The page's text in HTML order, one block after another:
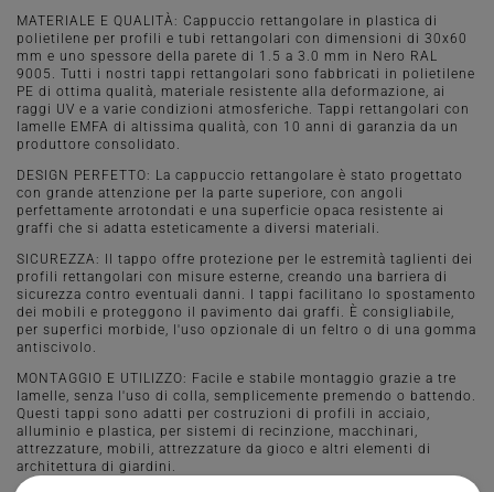
MATERIALE E QUALITÀ: Cappuccio rettangolare in plastica di
polietilene per profili e tubi rettangolari con dimensioni di 30x60
mm e uno spessore della parete di 1.5 a 3.0 mm in Nero RAL
9005. Tutti i nostri tappi rettangolari sono fabbricati in polietilene
PE di ottima qualità, materiale resistente alla deformazione, ai
raggi UV e a varie condizioni atmosferiche. Tappi rettangolari con
lamelle EMFA di altissima qualità, con 10 anni di garanzia da un
produttore consolidato.
DESIGN PERFETTO: La cappuccio rettangolare è stato progettato
con grande attenzione per la parte superiore, con angoli
perfettamente arrotondati e una superficie opaca resistente ai
graffi che si adatta esteticamente a diversi materiali.
SICUREZZA: Il tappo offre protezione per le estremità taglienti dei
profili rettangolari con misure esterne, creando una barriera di
sicurezza contro eventuali danni. I tappi facilitano lo spostamento
dei mobili e proteggono il pavimento dai graffi. È consigliabile,
per superfici morbide, l'uso opzionale di un feltro o di una gomma
antiscivolo.
MONTAGGIO E UTILIZZO: Facile e stabile montaggio grazie a tre
lamelle, senza l'uso di colla, semplicemente premendo o battendo.
Questi tappi sono adatti per costruzioni di profili in acciaio,
alluminio e plastica, per sistemi di recinzione, macchinari,
attrezzature, mobili, attrezzature da gioco e altri elementi di
architettura di giardini.